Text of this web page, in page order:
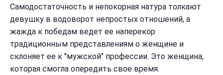
Самодостаточность и непокорная натура толкают
девушку в водоворот непростых отношений, а
жажда к победам ведет ее наперекор
традиционным представлениям о женщине и
склоняет ее к "мужской" профессии. Это женщина,
которая смогла опередить свое время.